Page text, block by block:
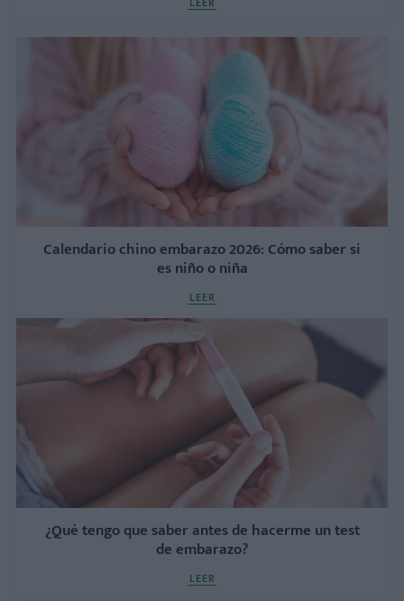
Calendario chino embarazo 2026: Cómo saber si
es niño o niña
LEER
¿Qué tengo que saber antes de hacerme un test
de embarazo?
LEER